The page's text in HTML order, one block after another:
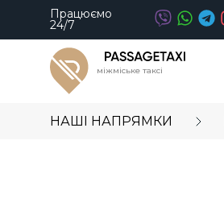
Працюємо
24/7
міжміське таксі
НАШІ НАПРЯМКИ